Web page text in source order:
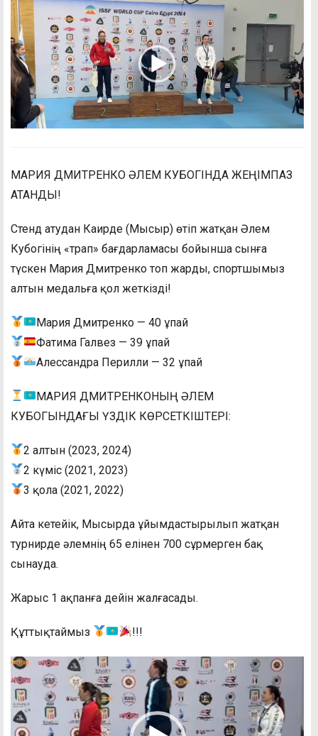
МАРИЯ ДМИТРЕНКО ӘЛЕМ КУБОГІНДА ЖЕҢІМПАЗ
АТАНДЫ!
Стенд атудан Каирде (Мысыр) өтіп жатқан Әлем
Кубогінің «трап» бағдарламасы бойынша сынға
түскен Мария Дмитренко топ жарды, спортшымыз
алтын медальға қол жеткізді!
Мария Дмитренко — 40 ұпай
Фатима Галвез — 39 ұпай
Алессандра Перилли — 32 ұпай
МАРИЯ ДМИТРЕНКОНЫҢ ӘЛЕМ
КУБОГЫНДАҒЫ ҮЗДІК КӨРСЕТКІШТЕРІ:
2 алтын (2023, 2024)
2 күміс (2021, 2023)
3 қола (2021, 2022)
Айта кетейік, Мысырда ұйымдастырылып жатқан
турнирде әлемнің 65 елінен 700 сұрмерген бақ
сынауда.
Жарыс 1 ақпанға дейін жалғасады.
Құттықтаймыз !!!
Видеоплеер